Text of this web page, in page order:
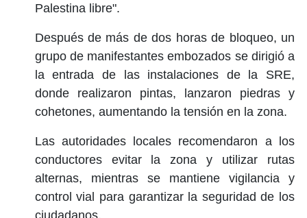
Palestina libre".
Después de más de dos horas de bloqueo, un
grupo de manifestantes embozados se dirigió a
la entrada de las instalaciones de la SRE,
donde realizaron pintas, lanzaron piedras y
cohetones, aumentando la tensión en la zona.
Las autoridades locales recomendaron a los
conductores evitar la zona y utilizar rutas
alternas, mientras se mantiene vigilancia y
control vial para garantizar la seguridad de los
ciudadanos.